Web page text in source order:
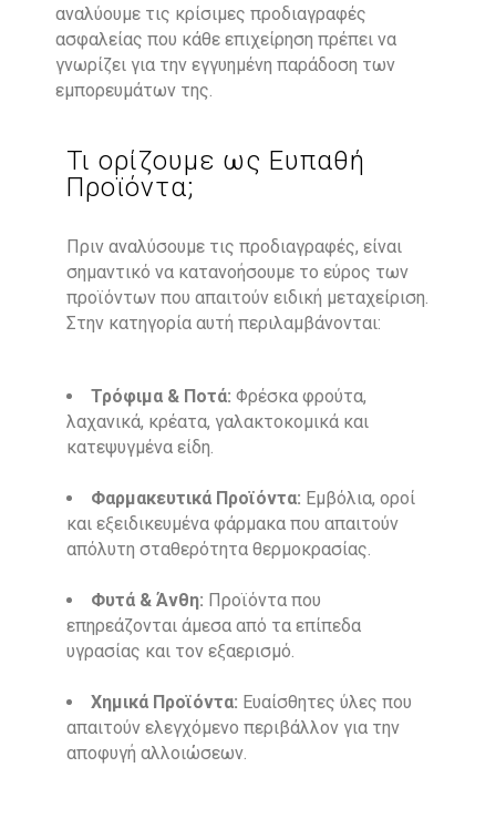
αναλύουμε τις κρίσιμες προδιαγραφές
ασφαλείας που κάθε επιχείρηση πρέπει να
γνωρίζει για την εγγυημένη παράδοση των
εμπορευμάτων της.
Τι ορίζουμε ως Ευπαθή
Προϊόντα;
Πριν αναλύσουμε τις προδιαγραφές, είναι
σημαντικό να κατανοήσουμε το εύρος των
προϊόντων που απαιτούν ειδική μεταχείριση.
Στην κατηγορία αυτή περιλαμβάνονται:
Τρόφιμα & Ποτά: Φρέσκα φρούτα,
λαχανικά, κρέατα, γαλακτοκομικά και
κατεψυγμένα είδη.
Φαρμακευτικά Προϊόντα: Εμβόλια, οροί
και εξειδικευμένα φάρμακα που απαιτούν
απόλυτη σταθερότητα θερμοκρασίας.
Φυτά & Άνθη: Προϊόντα που
επηρεάζονται άμεσα από τα επίπεδα
υγρασίας και τον εξαερισμό.
Χημικά Προϊόντα: Ευαίσθητες ύλες που
απαιτούν ελεγχόμενο περιβάλλον για την
αποφυγή αλλοιώσεων.